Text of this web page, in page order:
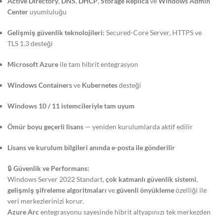
Center uyumluluğu
Gelişmiş güvenlik teknolojileri: Secured-Core Server, HTTPS ve
TLS 1.3 desteği
Microsoft Azure ile tam hibrit entegrasyon
Windows Containersve Kubernetesdesteği
Windows 10 / 11 istemcileriyle tam uyum
Ömür boyu geçerli lisans — yeniden kurulumlarda aktif edilir
Lisans ve kurulum bilgileri anında e-posta ile gönderilir
🔒Güvenlik ve Performans:
Windows Server 2022 Standart, çok katmanlı güvenlik sistemi,
gelişmiş şifreleme algoritmaları vegüvenli önyüklemeözelliği ile
veri merkezlerinizi korur.
Azure Arcentegrasyonu sayesinde hibrit altyapınızı tek merkezden